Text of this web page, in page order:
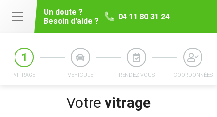
Un doute ?
Besoin d'aide ?
04 11 80 31 24
Votre vitrage
VITRAGE VÉHICULE RENDEZ-VOUS COORDONNÉES